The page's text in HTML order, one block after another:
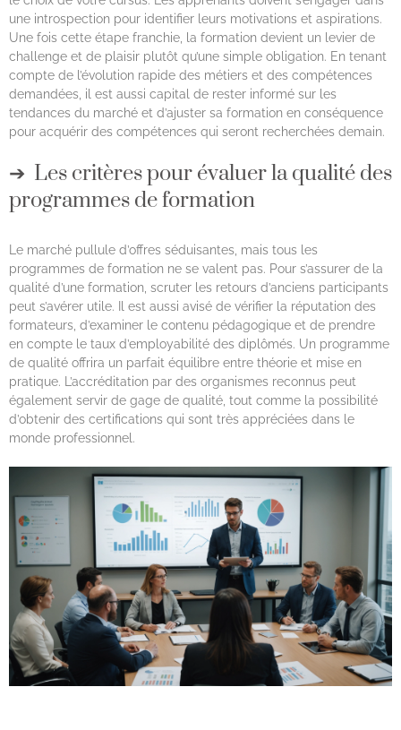
une introspection pour identifier leurs motivations et aspirations.
Une fois cette étape franchie, la formation devient un levier de
challenge et de plaisir plutôt qu’une simple obligation. En tenant
compte de l’évolution rapide des métiers et des compétences
demandées, il est aussi capital de rester informé sur les
tendances du marché et d’ajuster sa formation en conséquence
pour acquérir des compétences qui seront recherchées demain.
Les critères pour évaluer la qualité des
programmes de formation
Le marché pullule d’offres séduisantes, mais tous les
programmes de formation ne se valent pas. Pour s’assurer de la
qualité d’une formation, scruter les retours d’anciens participants
peut s’avérer utile. Il est aussi avisé de vérifier la réputation des
formateurs, d’examiner le contenu pédagogique et de prendre
en compte le taux d’employabilité des diplômés. Un programme
de qualité offrira un parfait équilibre entre théorie et mise en
pratique. L’accréditation par des organismes reconnus peut
également servir de gage de qualité, tout comme la possibilité
d’obtenir des certifications qui sont très appréciées dans le
monde professionnel.